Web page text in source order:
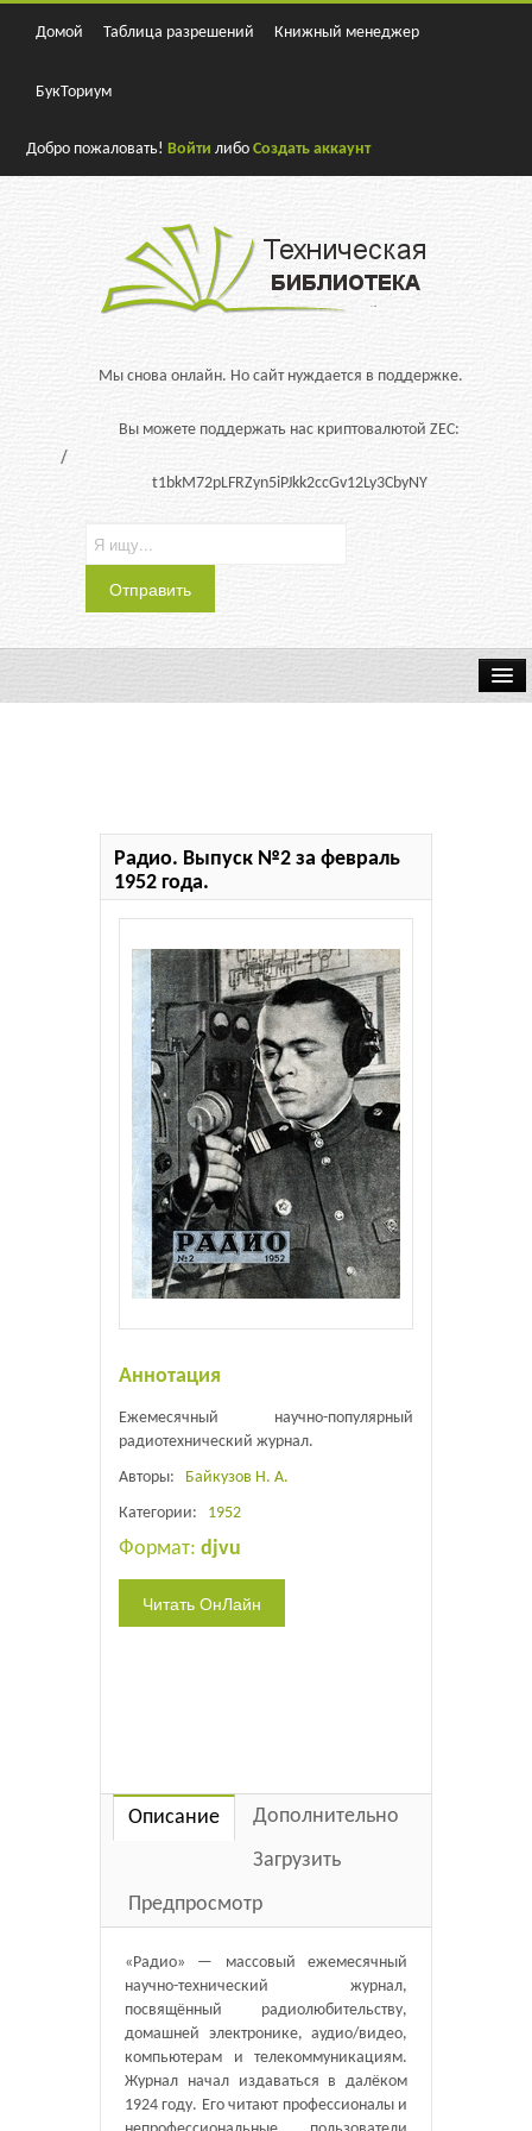
Домой Таблица разрешений Книжный менеджер
БукТориум
Добро пожаловать!Войти либоСоздать аккаунт
Мы снова онлайн. Но сайт нуждается в поддержке.
Вы можете поддержать нас криптовалютой ZEC:
t1bkM72pLFRZyn5iPJkk2ccGv12Ly3CbyNY
Радио. Выпуск №2 за февраль
1952 года.
Аннотация
Ежемесячный научно-популярный
радиотехнический журнал.
Авторы: Байкузов Н. А.
Категории: 1952
Формат: djvu
Описание
Дополнительно
Загрузить
Предпросмотр
«Радио» — массовый ежемесячный
научно-технический журнал,
посвящённый радиолюбительству,
домашней электронике, аудио/видео,
компьютерам и телекоммуникациям.
Журнал начал издаваться в далёком
1924 году. Его читают профессионалы и